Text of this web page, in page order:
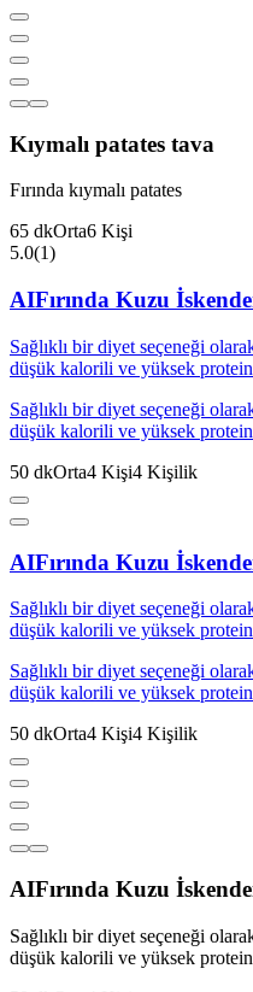
Kıymalı patates tava
Fırında kıymalı patates
65 dkOrta6 Kişi
5.0(1)
AIFırında Kuzu
Sağlıklı bir diyet seçeneği
düşük kalorili ve yüksek
Sağlıklı bir diyet seçeneği
düşük kalorili ve yüksek
50 dkOrta4 Kişi4 Kişilik
AIFırında Kuzu
Sağlıklı bir diyet seçeneği
düşük kalorili ve yüksek
Sağlıklı bir diyet seçeneği
düşük kalorili ve yüksek
50 dkOrta4 Kişi4 Kişilik
AIFırında Kuzu
Sağlıklı bir diyet seçeneği
düşük kalorili ve yüksek